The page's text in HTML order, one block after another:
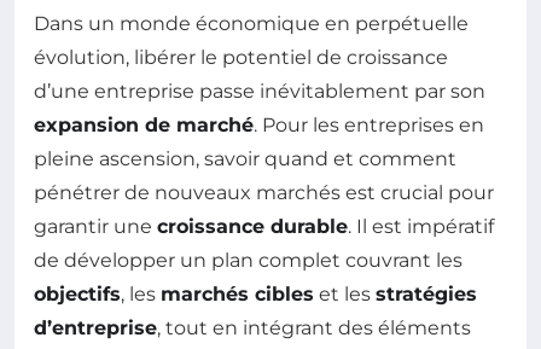
Dans un monde économique en perpétuelle
évolution, libérer le potentiel de croissance
d’une entreprise passe inévitablement par son
expansion de marché. Pour les entreprises en
pleine ascension, savoir quand et comment
pénétrer de nouveaux marchés est crucial pour
garantir une croissance durable. Il est impératif
de développer un plan complet couvrant les
objectifs, les marchés cibles et les stratégies
d’entreprise, tout en intégrant des éléments